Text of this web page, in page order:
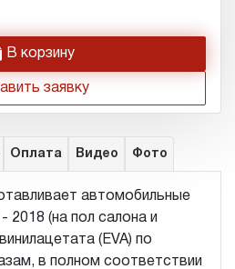
В корзину
заявку
Оплата Видео Фото
автомобильные
2018 (на пол салона и
(EVA) по
в полном соответствии